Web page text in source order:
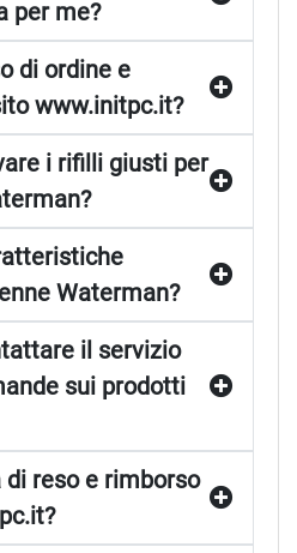
per me?
di ordine e
www.initpc.it?
i rifilli giusti per
Waterman?
il servizio
sui prodotti
reso e rimborso